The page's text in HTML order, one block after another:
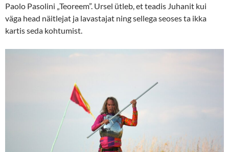
Paolo Pasolini „Teoreem”. Ursel ütleb, et teadis Juhanit kui
väga head näitlejat ja lavastajat ning sellega seoses ta ikka
kartis seda kohtumist.